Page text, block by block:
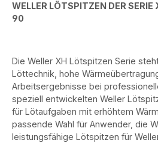
WELLER LÖTSPITZEN DER
90
Die Weller XH Lötspitzen Serie
Löttechnik, hohe
Arbeitsergebnisse bei
speziell entwickelten Weller
für Lötaufgaben mit erhöhtem
passende Wahl für Anwender, die
leistungsfähige Lötspitzen für